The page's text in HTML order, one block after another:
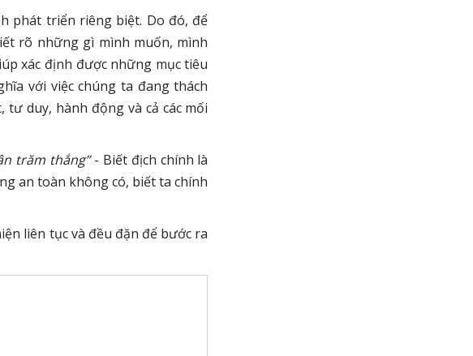
phát triển riêng biệt. Do đó, để
rõ những gì mình muốn, mình
xác định được những mục tiêu
với việc chúng ta đang thách
duy, hành động và cả các mối
trăm thắng”- Biết địch chính là
an toàn không có, biết ta chính
liên tục và đều đặn để bước ra